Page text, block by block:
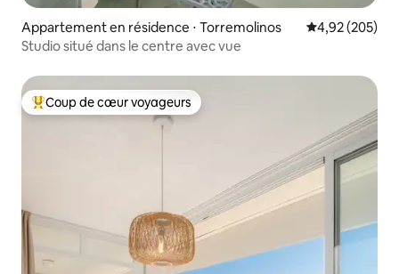
Appartement en résidence ⋅ Torremolinos Évaluation
4,92 (205)
Studio situé dans le centre avec vue
Coups de cœur voyageurs les plus appréciés
Coup de cœur voyageurs